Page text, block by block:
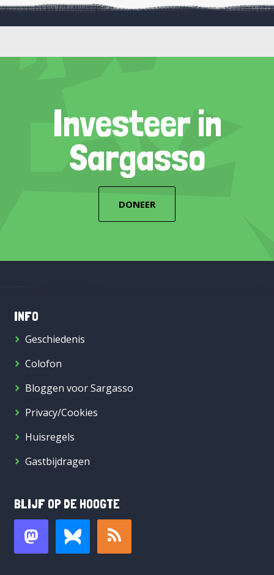
Investeer in
Sargasso
DONEER
INFO
Geschiedenis
Colofon
Bloggen voor Sargasso
Privacy/Cookies
Huisregels
Gastbijdragen
BLIJF OP DE HOOGTE